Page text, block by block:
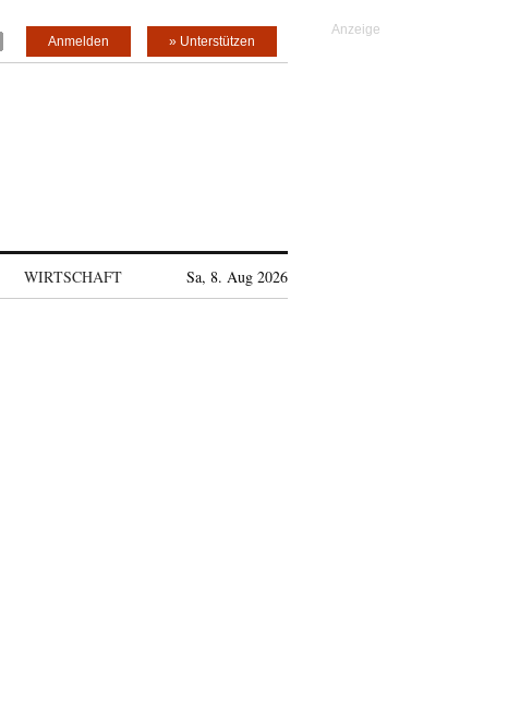
» Unterstützen
Anmelden
WIRTSCHAFT Sa, 8. Aug 2026